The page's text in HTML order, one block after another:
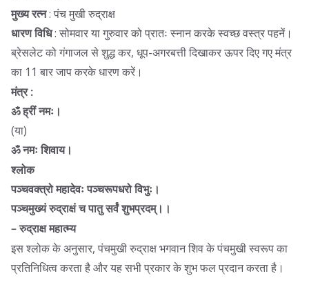
मुख्य रत्न: पंच मुखी रुद्राक्ष
धारण विधि: सोमवार या गुरुवार को प्रातः स्नान करके स्वच्छ वस्त्र पहनें।
ब्रेसलेट को गंगाजल से शुद्ध कर, धूप-अगरबत्ती दिखाकर ऊपर दिए गए मंत्र
का 11 बार जाप करके धारण करें।
मंत्र :
ॐ ह्रीं नमः।
(या)
ॐ नमः शिवाय।
श्लोक
पञ्चवक्त्रो महादेवः पञ्चरूपधरो विभुः।
पञ्चमुख्यं रुद्राक्षं च पातु सर्वं शुभप्रदम्।।
– रुद्राक्ष महात्म्य
इस श्लोक के अनुसार, पंचमुखी रुद्राक्ष भगवान शिव के पंचमुखी स्वरूप का
प्रतिनिधित्व करता है और यह सभी प्रकार के शुभ फल प्रदान करता है।